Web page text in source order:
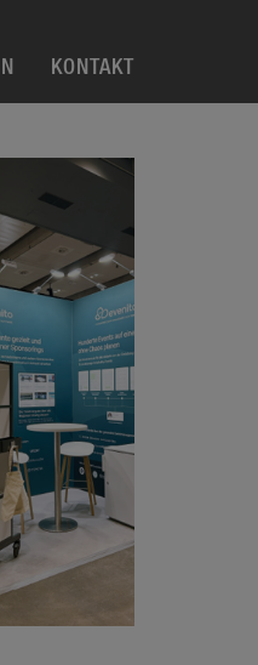
KONTAKT